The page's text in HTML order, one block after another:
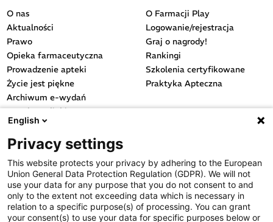
O nas
Aktualności
Prawo
Opieka farmaceutyczna
Prowadzenie apteki
Życie jest piękne
Archiwum e-wydań
Przydatne linki
O Farmacji Play
Logowanie/rejestracja
Graj o nagrody!
Rankingi
Szkolenia certyfikowane
Praktyka Apteczna
OGÓLNE
Polityka prywatności
Regulamin serwisu
Regulamin konkursu
Farmacja Play
English
Privacy settings
This website protects your privacy by adhering to the European
Union General Data Protection Regulation (GDPR). We will not
use your data for any purpose that you do not consent to and
only to the extent not exceeding data which is necessary in
relation to a specific purpose(s) of processing. You can grant
your consent(s) to use your data for specific purposes below or